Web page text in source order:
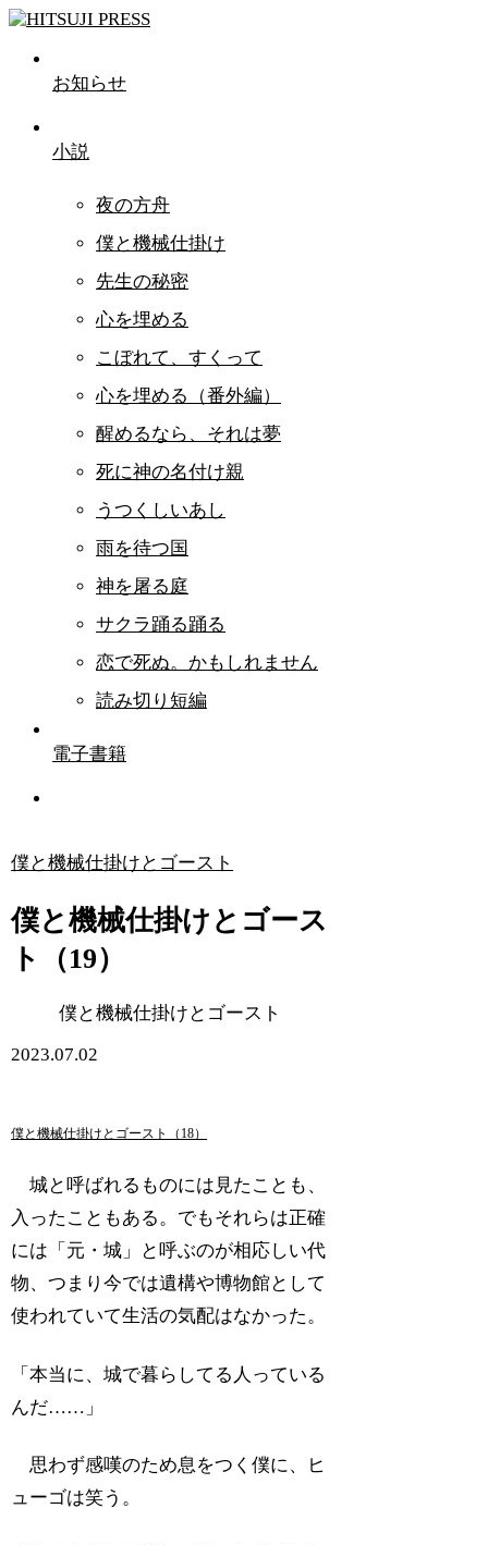
お知らせ
小説
夜の方舟
僕と機械仕掛け
先生の秘密
心を埋める
こぼれて、すくって
心を埋める（番外編）
醒めるなら、それは夢
死に神の名付け親
うつくしいあし
雨を待つ国
神を屠る庭
サクラ踊る踊る
恋で死ぬ。かもしれません
読み切り短編
電子書籍
僕と機械仕掛けとゴースト
僕と機械仕掛けとゴース
ト（19）
僕と機械仕掛けとゴースト
2023.07.02
僕と機械仕掛けとゴースト（18）
城と呼ばれるものには見たことも、
入ったこともある。でもそれらは正確
には「元・城」と呼ぶのが相応しい代
物、つまり今では遺構や博物館として
使われていて生活の気配はなかった。
「本当に、城で暮らしてる人っている
んだ……」
思わず感嘆のため息をつく僕に、ヒ
ューゴは笑う。